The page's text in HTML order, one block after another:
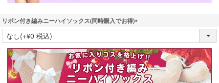
リボン付き編みニーハイソックス(同時購入でお得)
(
必
須
)